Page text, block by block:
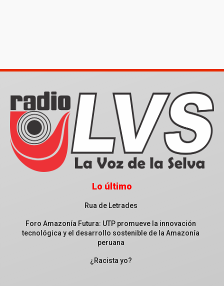
Lo último
Rua de Letrades
Foro Amazonía Futura: UTP promueve la innovación
tecnológica y el desarrollo sostenible de la Amazonía
peruana
¿Racista yo?